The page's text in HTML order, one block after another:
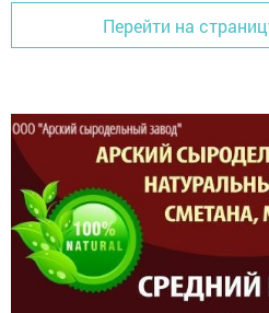
Перейти на